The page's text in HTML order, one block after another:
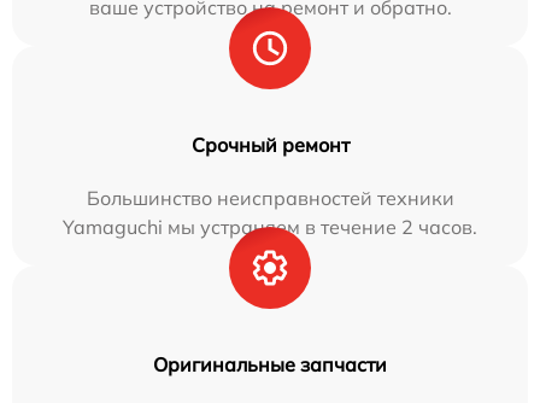
ваше устройство на ремонт и обратно.
Срочный ремонт
Большинство неисправностей техники
Yamaguchi мы устраняем в течение 2 часов.
Оригинальные запчасти